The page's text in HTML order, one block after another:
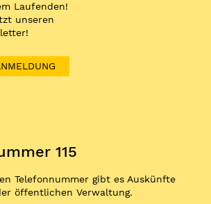
Laufenden!
unseren
115
Telefonnummer gibt es Auskünfte
öffentlichen Verwaltung.